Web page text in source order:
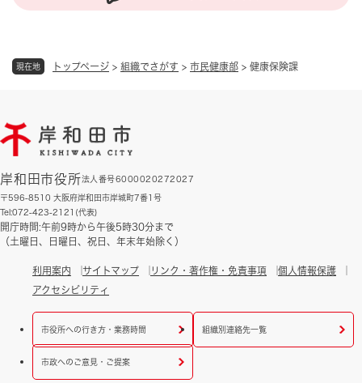
現在地 トップページ > 組織でさがす > 市民健康部 > 健康保険課
岸和田市役所法人番号6000020272027
〒596-8510 大阪府岸和田市岸城町7番1号
Tel:072-423-2121(代表)
開庁時間:午前9時から午後5時30分まで
（土曜日、日曜日、祝日、年末年始除く）
利用案内 サイトマップ リンク・著作権・免責事項
個人情報保護
アクセシビリティ
市役所への行き方・業務時間 組織別連絡先一覧
市政へのご意見・ご提案